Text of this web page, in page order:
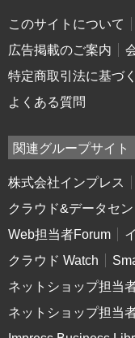
このサイトについて
広告掲載のご案内
特定商取引法に基づ
よくある質問
関連グループサイト
株式会社インプレス
クラウド&データセ
Web担当者Forum
クラウド Watch
ネットショップ担当
ネットショップ担当